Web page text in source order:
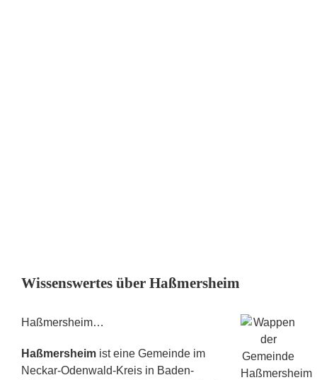
Wissenswertes über Haßmersheim
Haßmersheim…
Haßmersheim ist eine Gemeinde im
Neckar-Odenwald-Kreis in Baden-